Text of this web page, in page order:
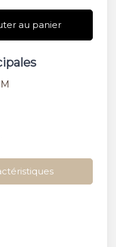
au panier